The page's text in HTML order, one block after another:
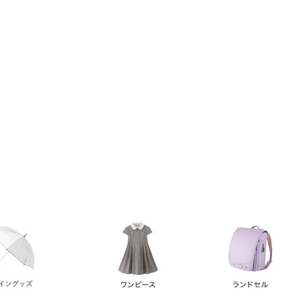
順 価格が高い順 優先度順 レビュー順